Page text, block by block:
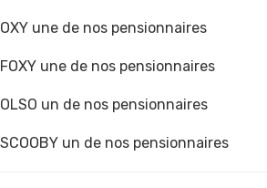
OXY une de nos pensionnaires
FOXY une de nos pensionnaires
OLSO un de nos pensionnaires
SCOOBY un de nos pensionnaires